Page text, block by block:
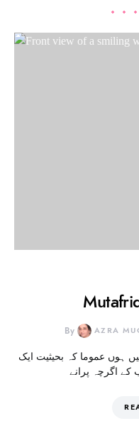
By AZRA
ہوں عموما کہ بحیثیت ایک